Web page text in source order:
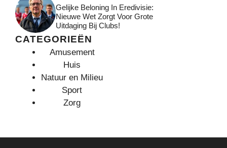
Gelijke Beloning In Eredivisie:
Nieuwe Wet Zorgt Voor Grote
Uitdaging Bij Clubs!
CATEGORIEËN
Amusement
Huis
Natuur en Milieu
Sport
Zorg